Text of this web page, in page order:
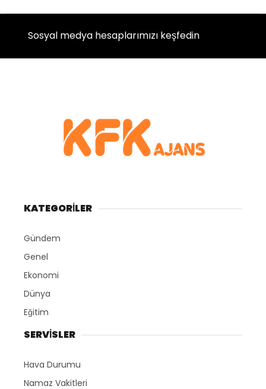
Sosyal medya hesaplarımızı keşfedin
KATEGORİLER
Gündem
Genel
Ekonomi
Dünya
Eğitim
SERVİSLER
Hava Durumu
Namaz Vakitleri